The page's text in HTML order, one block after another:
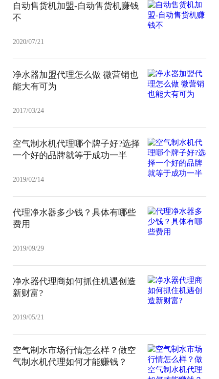
自动售货机加盟-自动售货机赚钱
不
2020/07/21
净水器加盟代理怎么做 微营销也
能大有可为
2017/03/24
空气制水机代理哪个牌子好?选择
一个好的品牌就等于成功一半
2019/02/14
代理净水器多少钱？具体有哪些
费用
2019/09/29
净水器代理商如何抓住机遇创造
新财富?
2019/05/21
空气制水市场行情怎么样？做空
气制水机代理如何才能赚钱？